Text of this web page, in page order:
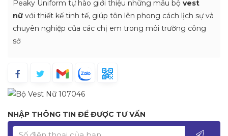
Peaky Uniform tự hào giới thiệu những mẫu bộ vest
nữ với thiết kế tinh tế, giúp tôn lên phong cách lịch sự và
chuyên nghiệp của các chị em trong môi trường công
sở
NHẬP THÔNG TIN ĐỂ ĐƯỢC TƯ VẤN